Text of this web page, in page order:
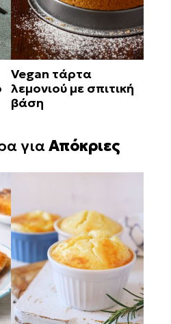
Vegan τάρτα
λεμονιού με σπιτική
βάση
γιαΑπόκριες